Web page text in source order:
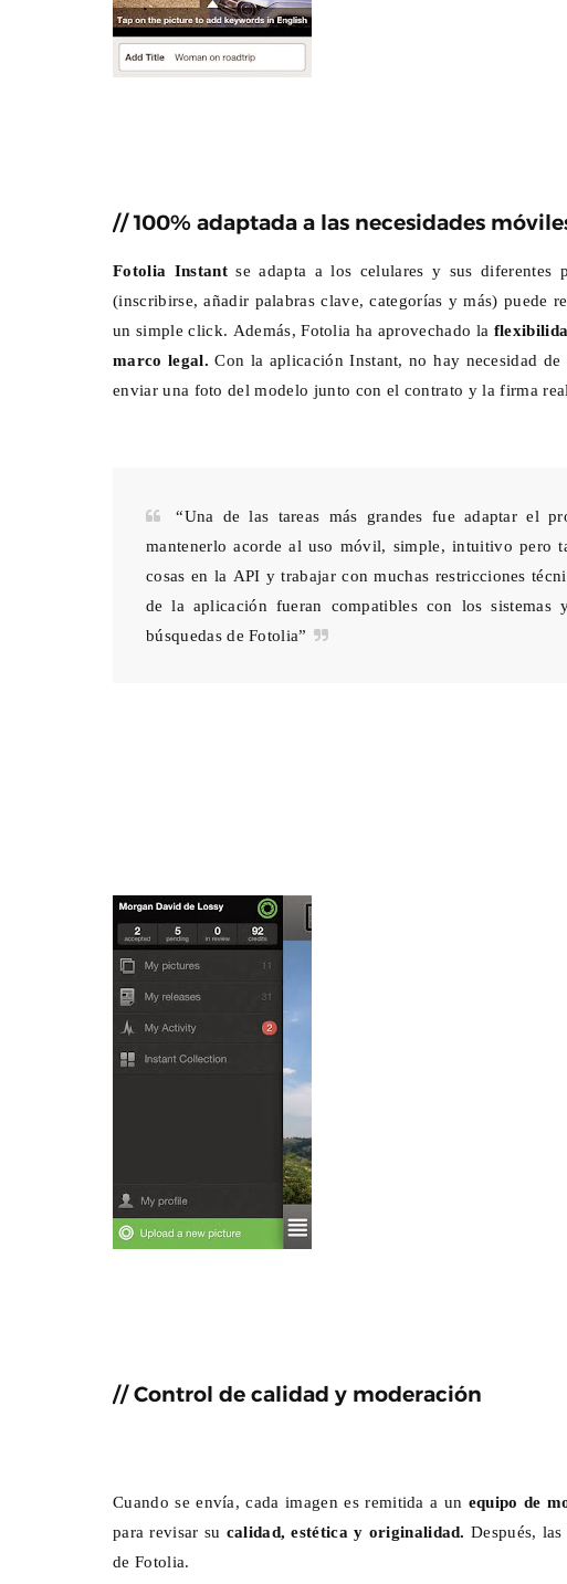
// 100% adaptada a las necesidades
Fotolia Instantse adapta a los celulares y sus diferentes
(inscribirse, añadir palabras clave, categorías y más) puede
un simple click. Además, Fotolia ha aprovechado la
marco legal. Con la aplicación Instant, no hay necesidad
enviar una foto del modelo junto con el contrato y la firma
“Una de las tareas más grandes fue adaptar el
mantenerlo acorde al uso móvil, simple, intuitivo pero
cosas en la API y trabajar con muchas restricciones
de la aplicación fueran compatibles con los
búsquedas de Fotolia”
// Control de calidad y moderación
Cuando se envía, cada imagen es remitida a un equipo de
para revisar su calidad, estética y originalidad. Después,
de Fotolia.